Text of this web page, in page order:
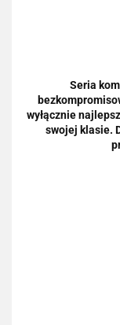
Seria
wyłącznie
swojej klasie.